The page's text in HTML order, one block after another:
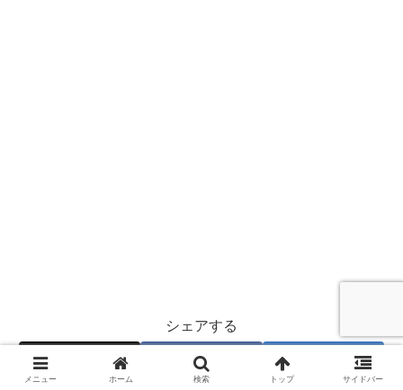
シェアする
Facebook
メニュー ホーム 検索 トップ サイドバー